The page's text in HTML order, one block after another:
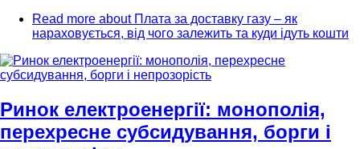
Read more about Плата за доставку газу – як
нараховується, від чого залежить та куди ідуть кошти
Ринок електроенергії: монополія,
перехресне субсидування, борги і